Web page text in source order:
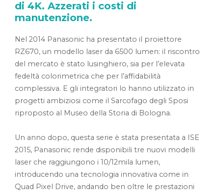
di 4K. Azzerati i costi di
manutenzione.
Nel 2014 Panasonic ha presentato il proiettore
RZ670, un modello laser da 6500 lumen: il riscontro
del mercato è stato lusinghiero, sia per l’elevata
fedeltà colorimetrica che per l’affidabilità
complessiva. E gli integratori lo hanno utilizzato in
progetti ambiziosi come il Sarcofago degli Sposi
riproposto al Museo della Storia di Bologna.
Un anno dopo, questa serie è stata presentata a ISE
2015, Panasonic rende disponibili tre nuovi modelli
laser che raggiungono i 10/12mila lumen,
introducendo una tecnologia innovativa come in
Quad Pixel Drive, andando ben oltre le prestazioni